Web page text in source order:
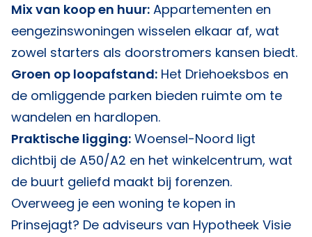
Mix van koop en huur: Appartementen en
eengezinswoningen wisselen elkaar af, wat
zowel starters als doorstromers kansen biedt.
Groen op loopafstand: Het Driehoeksbos en
de omliggende parken bieden ruimte om te
wandelen en hardlopen.
Praktische ligging: Woensel-Noord ligt
dichtbij de A50/A2 en het winkelcentrum, wat
de buurt geliefd maakt bij forenzen.
Overweeg je een woning te kopen in
Prinsejagt? De adviseurs van Hypotheek Visie